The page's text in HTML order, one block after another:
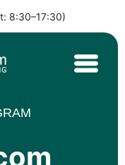
8:30–17:30)